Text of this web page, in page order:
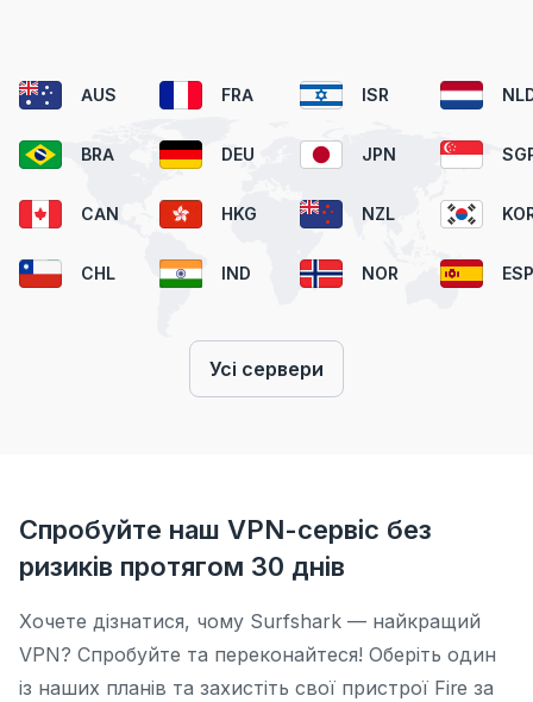
AUS
BRA
CAN
CHL
FRA
DEU
HKG
IND
ISR
JPN
NZL
NOR ESP
Усі сервери
Спробуйте наш VPN-сервіс без
ризиків протягом 30 днів
Хочете дізнатися, чому Surfshark — найкращий
VPN? Спробуйте та переконайтеся! Оберіть один
із наших планів та захистіть свої пристрої Fire за